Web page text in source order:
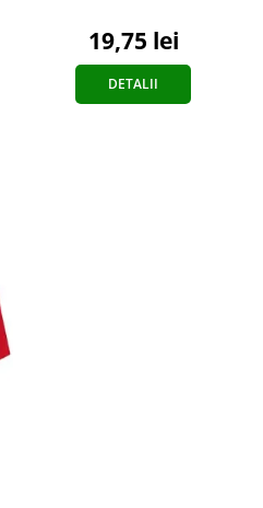
19,75 lei
DETALII